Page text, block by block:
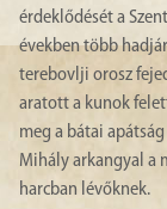
érdeklődését a
években több
terebovlji orosz
aratott a kunok
meg a bátai
Mihály arkangyal a
harcban lévőknek.